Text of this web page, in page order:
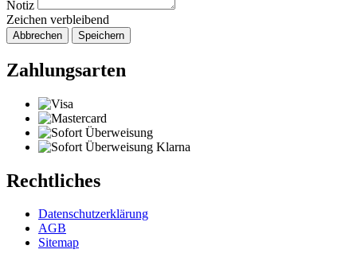
Notiz
Zeichen verbleibend
Abbrechen Speichern
Zahlungsarten
Rechtliches
Datenschutzerklärung
AGB
Sitemap